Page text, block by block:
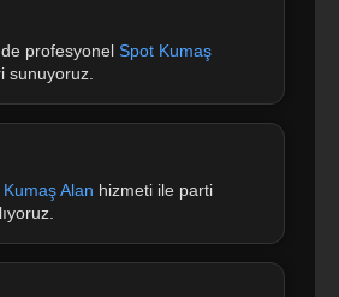
profesyonel Spot Kumaş
sunuyoruz.
Kumaş Alan hizmeti ile parti